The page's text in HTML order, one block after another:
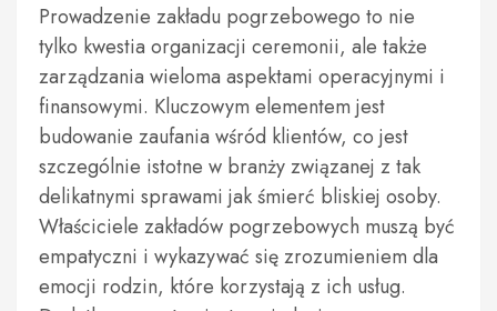
Prowadzenie zakładu pogrzebowego to nie
tylko kwestia organizacji ceremonii, ale także
zarządzania wieloma aspektami operacyjnymi i
finansowymi. Kluczowym elementem jest
budowanie zaufania wśród klientów, co jest
szczególnie istotne w branży związanej z tak
delikatnymi sprawami jak śmierć bliskiej osoby.
Właściciele zakładów pogrzebowych muszą być
empatyczni i wykazywać się zrozumieniem dla
emocji rodzin, które korzystają z ich usług.